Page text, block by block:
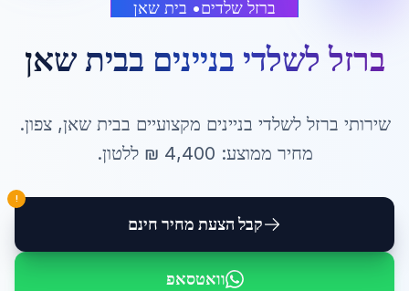
ברזל שלדים• בית שאן
ברזל לשלדי בניינים בבית שאן
שירותי ברזל לשלדי בניינים מקצועיים בבית שאן,צפון.
מחיר ממוצע: 4,400 ₪ ללטון.
קבל הצעת מחיר חינם
!
וואטסאפ